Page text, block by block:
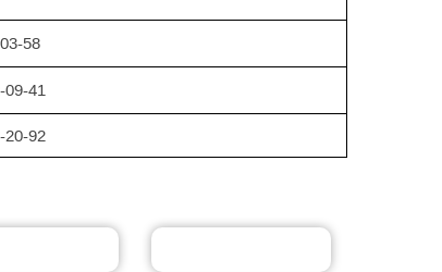
58
41
20-92